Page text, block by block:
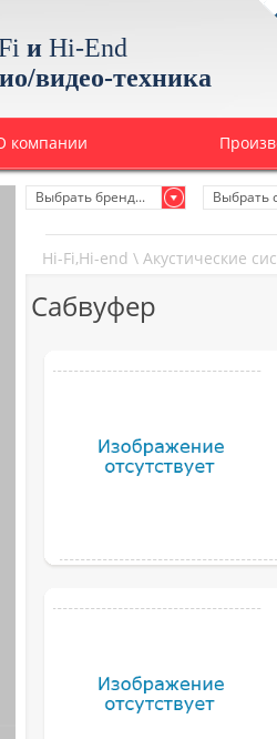
и Hi-End
видео-техника
компании
Выбрать бренд... Выбрать
Hi-Fi,Hi-end \ Акустические
Сабвуфер